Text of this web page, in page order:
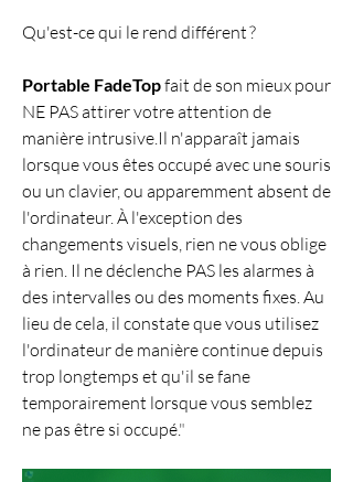
Qu'est-ce qui le rend différent ?
Portable FadeTop fait de son mieux pour
NE PAS attirer votre attention de
manière intrusive.Il n'apparaît jamais
lorsque vous êtes occupé avec une souris
ou un clavier, ou apparemment absent de
l'ordinateur. À l'exception des
changements visuels, rien ne vous oblige
à rien. Il ne déclenche PAS les alarmes à
des intervalles ou des moments fixes. Au
lieu de cela, il constate que vous utilisez
l'ordinateur de manière continue depuis
trop longtemps et qu'il se fane
temporairement lorsque vous semblez
ne pas être si occupé."